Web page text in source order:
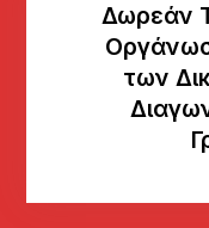
Δωρεάν
των